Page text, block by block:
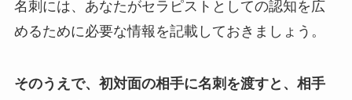
名刺には、あなたがセラピストとしての認知を広
めるために必要な情報を記載しておきましょう。
そのうえで、初対面の相手に名刺を渡すと、相手